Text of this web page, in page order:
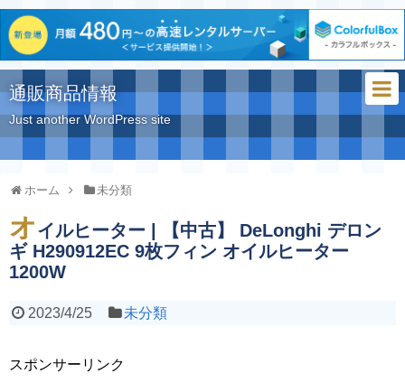
通販商品情報
Just another WordPress site
ホーム 未分類
オイルヒーター | 【中古】 DeLonghi デロン
ギ H290912EC 9枚フィン オイルヒーター
1200W
2023/4/25 未分類
スポンサーリンク